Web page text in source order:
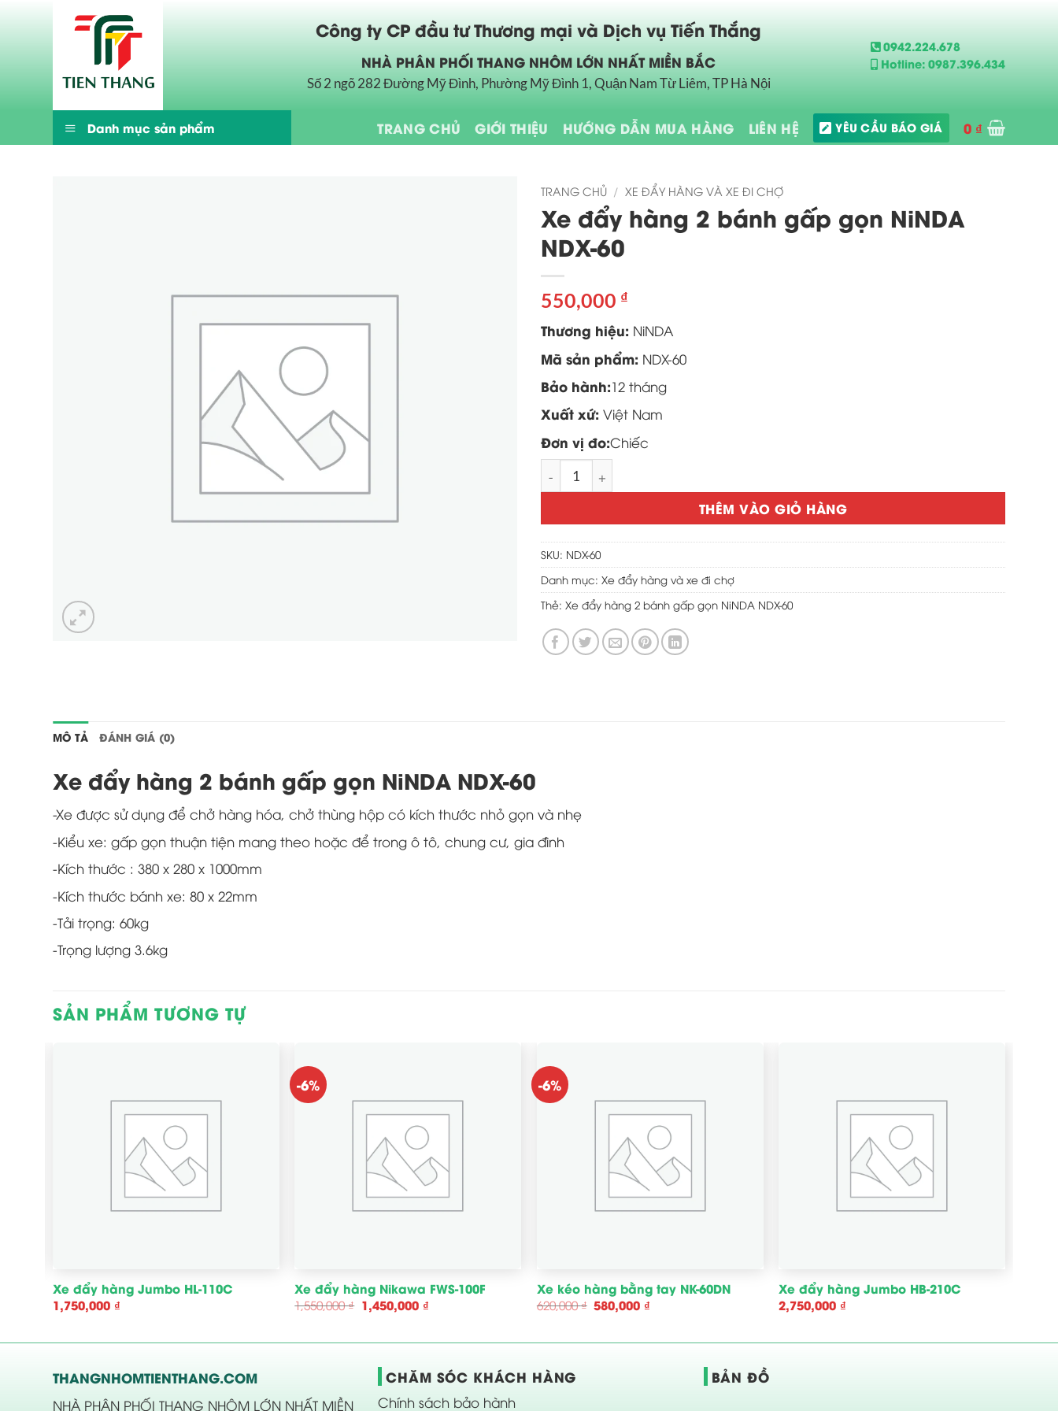
Công ty CP đầu tư Thương mại và Dịch vụ Tiến Thắng
NHÀ PHÂN PHỐI THANG NHÔM LỚN NHẤT MIỀN BẮC
Số 2 ngõ 282 Đường Mỹ Đình, Phường Mỹ Đình 1, Quận Nam Từ Liêm, TP Hà Nội
0942.224.678
Hotline: 0987.396.434
Danh mục sản phẩm TRANG CHỦ GIỚI THIỆU HƯỚNG DẪN MUA HÀNG LIÊN HỆ YÊU CẦU BÁO GIÁ 0 ₫
TRANG CHỦ / XE ĐẨY HÀNG VÀ XE ĐI CHỢ
Xe đẩy hàng 2 bánh gấp gọn NiNDA
NDX-60
550,000 ₫
Thương hiệu: NiNDA
Mã sản phẩm: NDX-60
Bảo hành:12 tháng
Xuất xứ: Việt Nam
Đơn vị đo:Chiếc
Xe đẩy hàng 2 bánh gấp gọn NiNDA NDX-60 số lượng
THÊM VÀO GIỎ HÀNG
SKU: NDX-60
Danh mục: Xe đẩy hàng và xe đi chợ
Thẻ: Xe đẩy hàng 2 bánh gấp gọn NiNDA NDX-60
MÔ TẢ ĐÁNH GIÁ (0)
Xe đẩy hàng 2 bánh gấp gọn NiNDA NDX-60
-Xe được sử dụng để chở hàng hóa, chở thùng hộp có kích thước nhỏ gọn và nhẹ
-Kiểu xe: gấp gọn thuận tiện mang theo hoặc để trong ô tô, chung cư, gia đình
-Kích thước : 380 x 280 x 1000mm
-Kích thước bánh xe: 80 x 22mm
-Tải trọng: 60kg
-Trọng lượng 3.6kg
SẢN PHẨM TƯƠNG TỰ
Xe đẩy hàng Jumbo HL-110C
1,750,000 ₫
-6%
Xe đẩy hàng Nikawa FWS-100F
1,550,000₫ Giá
gốc
1,550,000 ₫.
1,450,000 ₫Giá
là:
-6%
Xe kéo hàng bằng tay NK-60DN
620,000₫ Giá
gốc
620,000 ₫.
580,000 ₫
là:
Xe đẩy hàng Jumbo HB-210C
2,750,000 ₫
THANGNHOMTIENTHANG.COM
NHÀ PHÂN PHỐI THANG NHÔM LỚN NHẤT MIỀN
CHĂM SÓC KHÁCH HÀNG
Chính sách bảo hành
BẢN ĐỒ